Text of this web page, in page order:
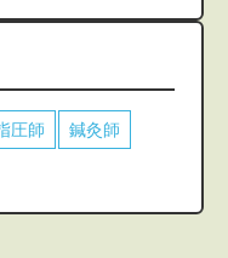
圧師 鍼灸師